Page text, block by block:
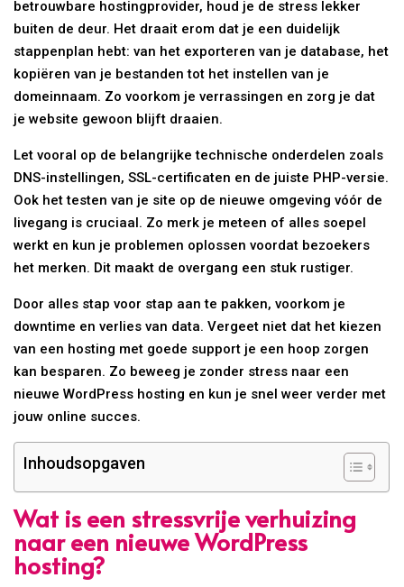
betrouwbare hostingprovider, houd je de stress lekker
buiten de deur. Het draait erom dat je een duidelijk
stappenplan hebt: van het exporteren van je database, het
kopiëren van je bestanden tot het instellen van je
domeinnaam. Zo voorkom je verrassingen en zorg je dat
je website gewoon blijft draaien.
Let vooral op de belangrijke technische onderdelen zoals
DNS-instellingen, SSL-certificaten en de juiste PHP-versie.
Ook het testen van je site op de nieuwe omgeving vóór de
livegang is cruciaal. Zo merk je meteen of alles soepel
werkt en kun je problemen oplossen voordat bezoekers
het merken. Dit maakt de overgang een stuk rustiger.
Door alles stap voor stap aan te pakken, voorkom je
downtime en verlies van data. Vergeet niet dat het kiezen
van een hosting met goede support je een hoop zorgen
kan besparen. Zo beweeg je zonder stress naar een
nieuwe WordPress hosting en kun je snel weer verder met
jouw online succes.
Inhoudsopgaven
Wat is een stressvrije verhuizing
naar een nieuwe WordPress
hosting?